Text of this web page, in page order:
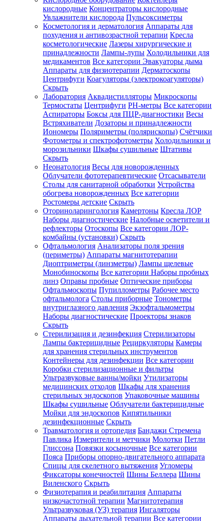
Зарегистрироваться
Зачем
регистрироваться?
Все
покупки
одном
месте
Личный
менеджер
Отслеживание
статуса
заказа
кислородные Концентраторы кислородные
Увлажнители кислорода Пульсоксиметры
Косметология и дерматология Аппараты для
похудения и антивозрастной терапии Кресла
косметологические Лазеры хирургические и
принадлежности Лампы-лупы Холодильники для
медикаментов Все категории Эвакуаторы дыма
Аппараты для физиотерапии Дерматоскопы
Центрифуги Коагуляторы (электрокоагуляторы)
Скрыть
Лаборатория Аквадистилляторы Микроскопы
Термостаты Центрифуги PH-метры Все категории
Аспираторы Боксы для ПЦР-диагностики Весы
Встряхиватели Дозаторы и принадлежности
Иономеры Поляриметры (полярископы) Счётчики
Фотометры и спектрофотометры Холодильники и
морозильники Шкафы сушильные Штативы
Скрыть
Неонатология Весы для новорожденных
Облучатели фототерапевтические Отсасыватели
Столы для санитарной обработки Устройства
обогрева новорожденных Все категории
Ростомеры детские Скрыть
Оториноларингология Камертоны Кресла ЛОР
Наборы диагностические Налобные осветители и
рефлекторы Отоскопы Все категории ЛОР-
комбайны (установки) Скрыть
Офтальмология Анализаторы поля зрения
(периметры) Аппараты магнитотерапии
Диоптриметры (линзметры) Лампы щелевые
Монобиноскопы Все категории Наборы пробных
линз Оправы пробные Оптические приборы
Офтальмоскопы Пупиллометры Рабочее место
офтальмолога Столы приборные Тонометры
внутриглазного давления Экзофтальмометры
Наборы диагностические Проекторы знаков
Скрыть
Стерилизация и дезинфекция Стерилизаторы
Лампы бактерицидные Рециркуляторы Камеры
для хранения стерильных инструментов
Контейнеры для дезинфекции Все категории
Коробки стерилизационные и фильтры
Ультразвуковые ванны/мойки Утилизаторы
медицинских отходов Шкафы для хранения
стерильных эндоскопов Упаковочные машины
Шкафы сушильные Облучатели бактерицидные
Мойки для эндоскопов Кипятильники
дезинфекционные Скрыть
Травматология и ортопедия Бандажи Стремена
Павлика Измерители и метчики Молотки Петли
Глиссона Повязки косыночные Все категории
Пояса Приборы опорно-двигательного аппарата
Спицы для скелетного вытяжения Угломеры
Фиксаторы конечностей Шины Беллера Шины
Виленского Скрыть
Физиотерапия и реабилитация Аппараты
низкочастотной терапии Магнитотерапия
Ультразвуковая (УЗ) терапия Ингаляторы
Аппараты дыхательной терапии Все категории